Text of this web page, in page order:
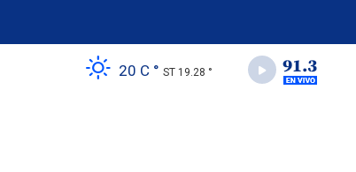
20 C ° ST 19.28 °